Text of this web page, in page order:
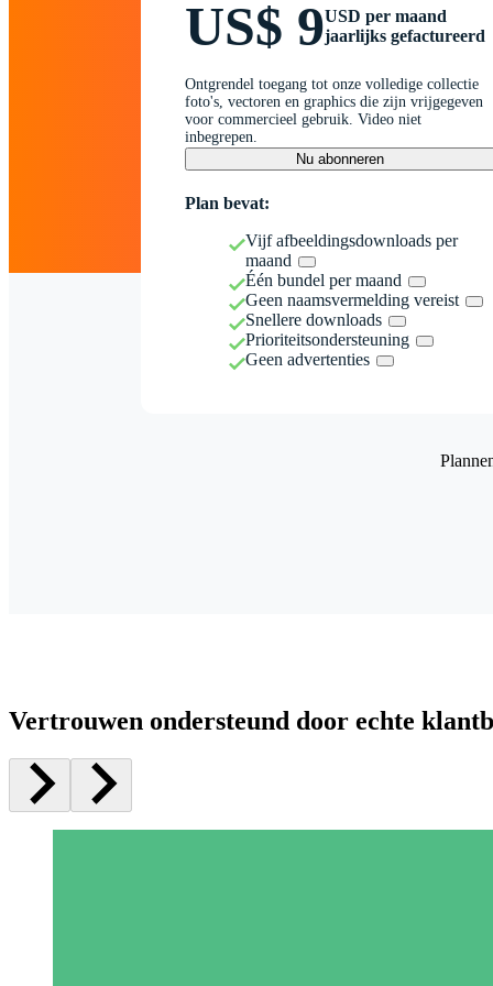
US$ 9USD per maand
jaarlijks gefactureerd
Ontgrendel toegang tot onze volledige collectie
foto's, vectoren en graphics die zijn vrijgegeven
voor commercieel gebruik. Video niet
inbegrepen.
Nu abonneren
Plan bevat:
Vijf afbeeldingsdownloads per
maand
Één bundel per maand
Geen naamsvermelding vereist
Snellere downloads
Prioriteitsondersteuning
Geen advertenties
Vertrouwen ondersteund door echte